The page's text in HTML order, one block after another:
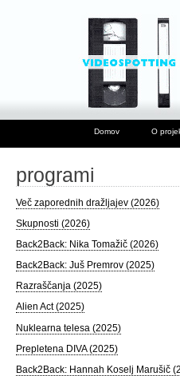
Domov O
programi
Več zaporednih dražljajev (2026)
Skupnosti (2026)
Back2Back: Nika Tomažič (2026)
Back2Back: Juš Premrov (2025)
Razraščanja (2025)
Alien Act (2025)
Nuklearna telesa (2025)
Prepletena DIVA (2025)
Back2Back: Hannah Koselj Marušič